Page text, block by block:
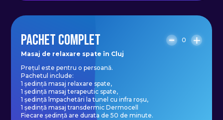
PACHET COMPLET
0
Masaj de relaxare spate în Cluj
Prețul este pentru o persoană.
Pachetul include:
1 ședință masaj relaxare spate,
1 ședință masaj terapeutic spate,
1 ședință împachetări la tunel cu infra roșu,
1 ședință masaj transdermic Dermocell
Fiecare ședință are durata de 50 de minute.